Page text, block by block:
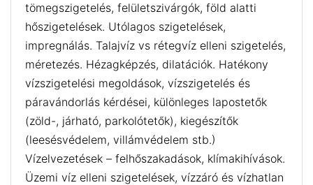
tömegszigetelés, felületszivárgók, föld alatti
hőszigetelések. Utólagos szigetelések,
impregnálás. Talajvíz vs rétegvíz elleni szigetelés,
méretezés. Hézagképzés, dilatációk. Hatékony
vízszigetelési megoldások, vízszigetelés és
páravándorlás kérdései, különleges lapostetők
(zöld-, járható, parkolótetők), kiegészítők
(leesésvédelem, villámvédelem stb.)
Vízelvezetések – felhőszakadások, klímakihívások.
Üzemi víz elleni szigetelések, vízzáró és vízhatlan